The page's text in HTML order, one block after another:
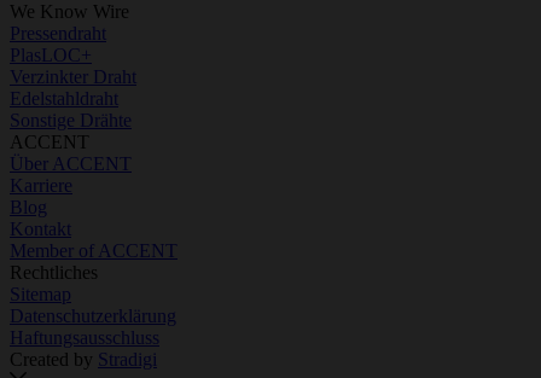
We Know Wire
Pressendraht
PlasLOC+
Verzinkter Draht
Edelstahldraht
Sonstige Drähte
ACCENT
Über ACCENT
Karriere
Blog
Kontakt
Member of ACCENT
Rechtliches
Sitemap
Datenschutzerklärung
Haftungsausschluss
Created by Stradigi